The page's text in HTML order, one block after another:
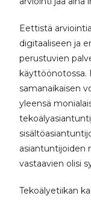
Eettistä
digitaaliseen ja
perustuvien
käyttöönotossa.
samanaikaisen
yleensä
asiantuntijoiden
vastaavien olisi
Tekoälyetiikan